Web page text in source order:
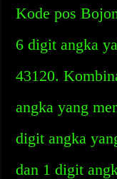
Kode pos
6 digit angka
43120.
angka yang
digit angka
dan 1 digit